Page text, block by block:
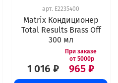
арт. E2235400
Matrix Кондиционер
Total Results Brass Off
300 мл
1 016 ₽ 965 ₽